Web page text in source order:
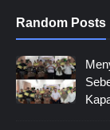
Random Posts